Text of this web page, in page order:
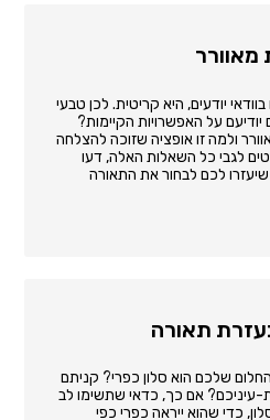
מאוורר
יודעים, היא קריטית. לכן טבעי
על האפשרויות הקיימות?
ולמה זו אופציה שזוכה להצלחה
לגבי כל השאלות האלה, דעו
לכם לבחור את התאורה
תאורה
שלכם הוא סלון כפרי? קניתם
עיניכם? אם כך, כדאי שתשימו לב
כדי שהוא ייראה כפרי כפי